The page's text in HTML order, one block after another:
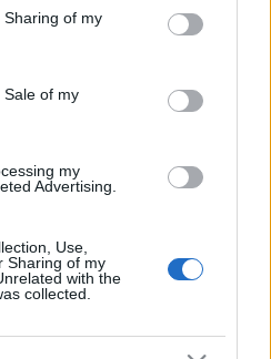
behaviour. You may click to
and its third-party tags to
purposes in below Google
of my
of my
my
Advertising.
Use,
Sharing of my
with the
collected.
az orosz bemutatkozást,
magasra teszik a
Győri Balett. A belga
hőskorát mutatja be egy
keresztül, aki egykor
volt.